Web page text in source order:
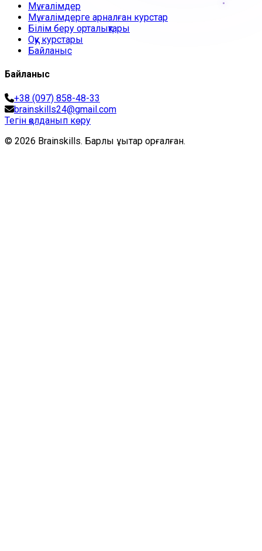
Мұғалімдер
Мұғалімдерге арналған курстар
Білім беру орталықтары
Оқу курстары
Байланыс
Байланыс
+38 (097) 858-48-33
brainskills24@gmail.com
Тегін қолданып көру
© 2026 Brainskills. Барлық құқықтар қорғалған.